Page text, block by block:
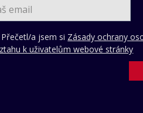
a jsem si Zásady ochrany
k uživatelům webové stránky